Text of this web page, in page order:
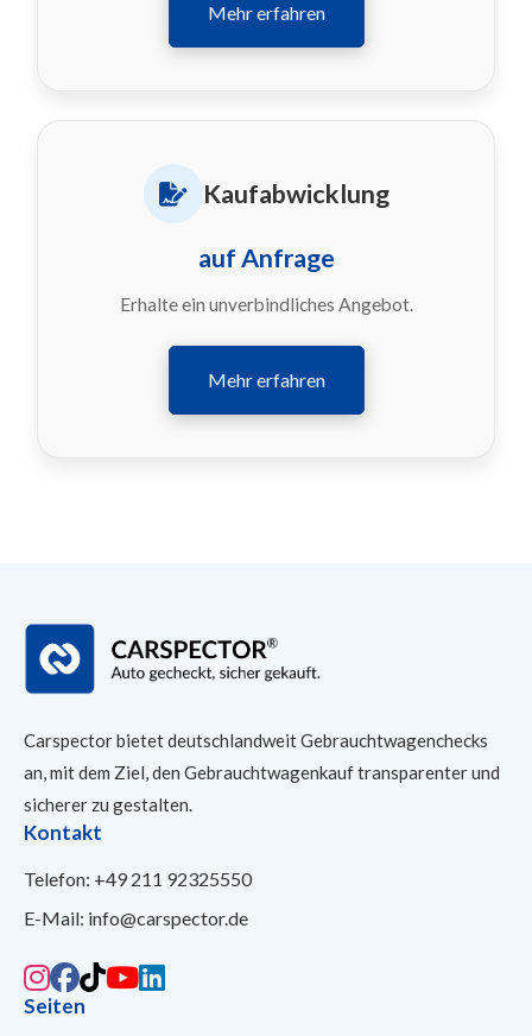
Mehr erfahren
Kaufabwicklung
auf Anfrage
Erhalte ein unverbindliches Angebot.
Mehr erfahren
Carspector bietet deutschlandweit Gebrauchtwagenchecks
an, mit dem Ziel, den Gebrauchtwagenkauf transparenter und
sicherer zu gestalten.
Kontakt
Telefon: +49 211 92325550
E-Mail: info@carspector.de
Seiten